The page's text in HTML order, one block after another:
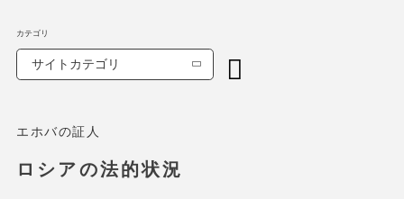
エホバの証人
ロシアの法的状況
カテゴリ
サイトカテゴリ